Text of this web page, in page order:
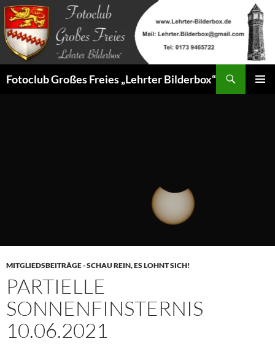
Zum
Inhalt
springen
Fotoclub Großes Freies „Lehrter Bilderbox“
MITGLIEDSBEITRÄGE - SCHAU REIN, ES LOHNT SICH!
PARTIELLE
SONNENFINSTERNIS
10.06.2021